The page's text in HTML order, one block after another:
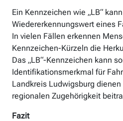
Ein Kennzeichen wie „LB“
Wiedererkennungswert eines
In vielen Fällen erkennen
Kennzeichen-Kürzeln die
Das „LB“-Kennzeichen kann
Identifikationsmerkmal für
Landkreis Ludwigsburg
regionalen Zugehörigkeit
Fazit